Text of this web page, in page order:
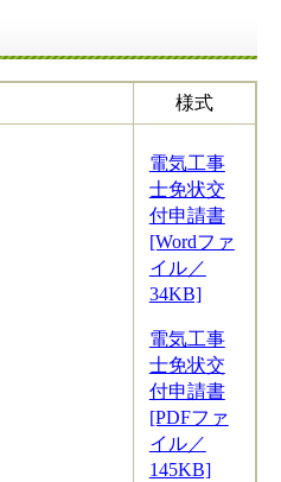
様式
電気工事
士免状交
付申請書
[Wordファ
イル／
34KB]
電気工事
士免状交
付申請書
[PDFファ
イル／
145KB]